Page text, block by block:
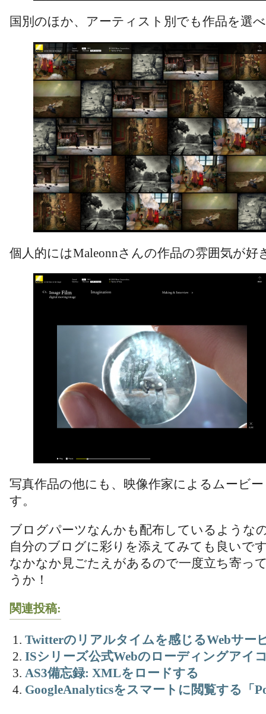
国別のほか、アーティスト別でも作品を選
個人的にはMaleonnさんの作品の雰囲気が好
写真作品の他にも、映像作家によるムービ
す。
ブログパーツなんかも配布しているような
自分のブログに彩りを添えてみても良いで
なかなか見ごたえがあるので一度立ち寄っ
うか！
関連投稿:
Twitterのリアルタイムを感じるWebサー
ISシリーズ公式Webのローディングアイ
AS3備忘録: XMLをロードする
GoogleAnalyticsをスマートに閲覧する「